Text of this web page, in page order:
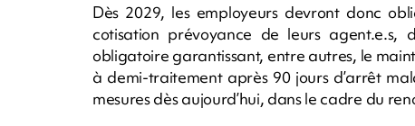
Dès 2029, les employeurs devront donc
cotisation prévoyance de leurs
obligatoire garantissant, entre autres, le
à demi-traitement après 90 jours d’arrêt
mesures dès aujourd’hui, dans le cadre du